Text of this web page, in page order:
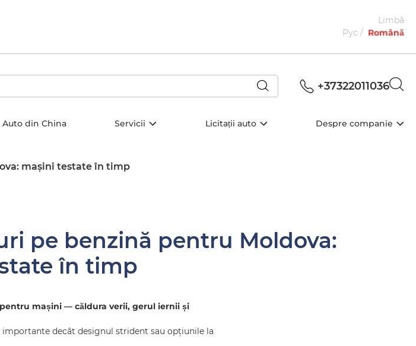
Limbă
Рус
Română
+37322011036
Auto din China Servicii Licitații auto Despre companie
mașini testate în timp
pe benzină pentru Moldova:
în timp
mașini — căldura verii, gerul iernii și
decât designul strident sau opțiunile la